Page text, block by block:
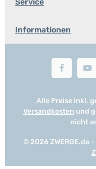
Informationen
© 2026 ZWERGE.de
Alle Preise inkl.
Versandkosten und
nicht